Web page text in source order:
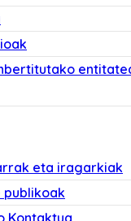
eta iragarkiak
publikoak
Kontaktua